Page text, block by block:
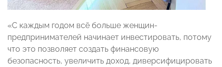
«С каждым годом всё больше женщин-
предпринимателей начинает инвестировать, потому
что это позволяет создать финансовую
безопасность, увеличить доход, диверсифицировать